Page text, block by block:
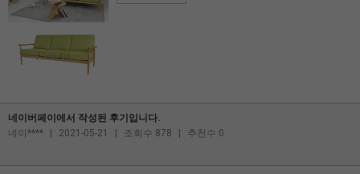
네이버페이에서 작성된 후기입니다.
네이****
2021-05-21 조회수 878 추천수 0